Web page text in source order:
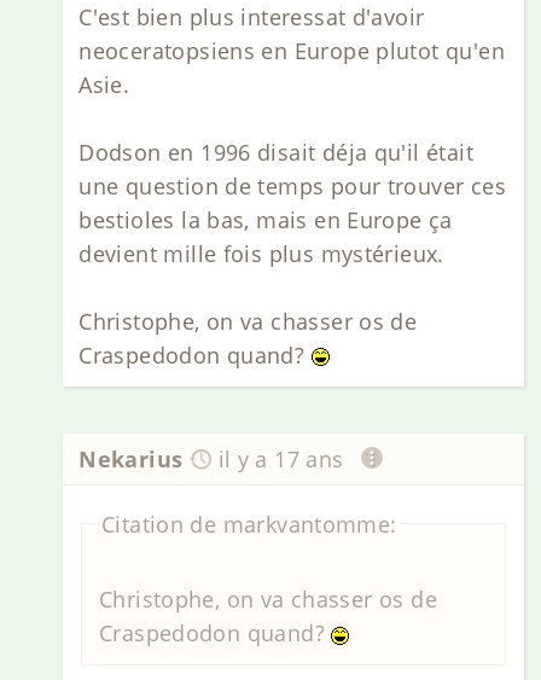
C'est bien plus interessat d'avoir
neoceratopsiens en Europe plutot qu'en
Asie.
Dodson en 1996 disait déja qu'il était
une question de temps pour trouver ces
bestioles la bas, mais en Europe ça
devient mille fois plus mystérieux.
Christophe, on va chasser os de
Craspedodon quand?
Nekarius il y a 17 ans
Citation de markvantomme:
Christophe, on va chasser os de
Craspedodon quand?